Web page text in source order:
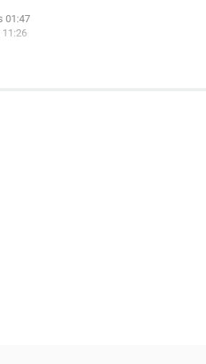
01:47
11:26